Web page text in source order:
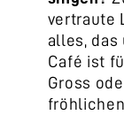
vertraute
alles, das
Café ist
Gross